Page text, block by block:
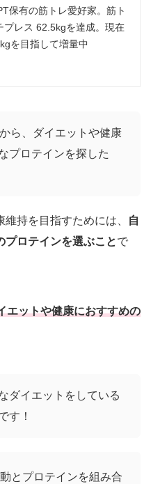
保有の筋トレ愛好家。筋ト
プレス 62.5kgを達成。現在
を目指して増量中
ら、ダイエットや健康
プロテインを探した
持を目指すためには、
自
プロテインを選ぶことで
エットや健康におすすめの
ダイエットをしている
す！
とプロテインを組み合